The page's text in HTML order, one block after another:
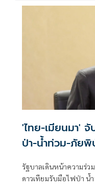
'ไทย-เมียนมา' จั
ป่า-น้ำท่วม-ภัย
รัฐบาลเดินหน้าความร่ว
ดาวเทียมรับมือไฟป่า น้